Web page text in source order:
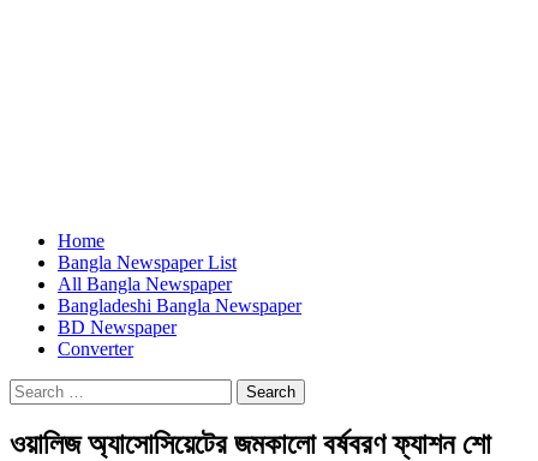
Home
Bangla Newspaper List
All Bangla Newspaper
Bangladeshi Bangla Newspaper
BD Newspaper
Converter
Search
for:
ওয়ালিজ অ্যাসোসিয়েটের জমকালো বর্ষবরণ ফ্যাশন শো